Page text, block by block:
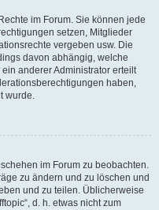
im Forum. Sie können jede
setzen, Mitglieder
vergeben usw. Die
davon abhängig, welche
anderer Administrator erteilt
haben,
wurde.
im Forum zu beobachten.
zu ändern und zu löschen und
und zu teilen. Üblicherweise
d. h. etwas nicht zum